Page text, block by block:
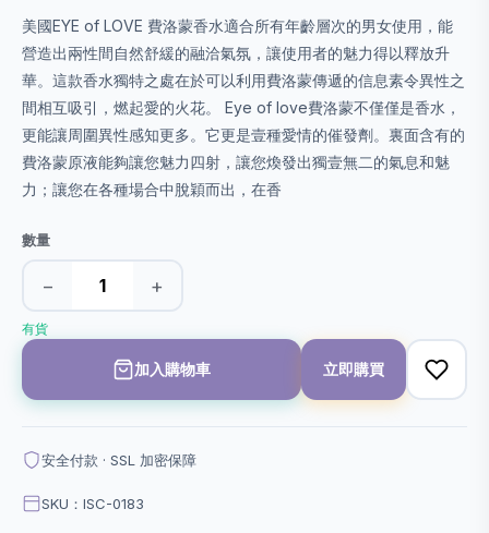
美國EYE of LOVE 費洛蒙香水適合所有年齡層次的男女使用，能
營造出兩性間自然舒緩的融洽氣氛，讓使用者的魅力得以釋放升
華。這款香水獨特之處在於可以利用費洛蒙傳遞的信息素令異性之
間相互吸引，燃起愛的火花。 Eye of love費洛蒙不僅僅是香水，
更能讓周圍異性感知更多。它更是壹種愛情的催發劑。裏面含有的
費洛蒙原液能夠讓您魅力四射，讓您煥發出獨壹無二的氣息和魅
力；讓您在各種場合中脫穎而出，在香
數量
− +
有貨
加入購物車 立即購買
安全付款 · SSL 加密保障
SKU：ISC-0183